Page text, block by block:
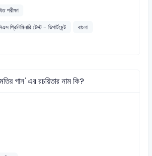
পরীক্ষা
প্রিলিমিনারি টেস্ট - ডিপার্টমেন্ট
বাংলা
গান' এর রচয়িতার নাম কি?